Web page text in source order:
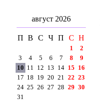
август 2026
П В С Ч П С Н
1
2
3
4 5 6 7 8
9
10 11 12 13 14 15 16
17 18 19 20 21 22 23
24 25 26 27 28 29 30
31